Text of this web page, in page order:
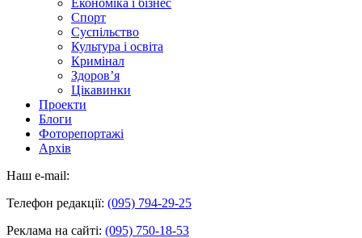
Спорт
Суспільство
Культура і освіта
Кримінал
Здоров’я
Цікавинки
Проекти
Блоги
Фоторепортажі
Архів
Наш e-mail:
Телефон редакції: (095) 794-29-25
Реклама на сайті: (095) 750-18-53